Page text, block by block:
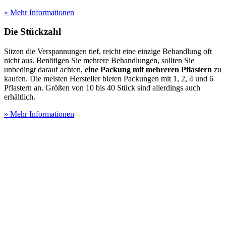
» Mehr Informationen
Die Stückzahl
Sitzen die Verspannungen tief, reicht eine einzige Behandlung oft
nicht aus. Benötigen Sie mehrere Behandlungen, sollten Sie
unbedingt darauf achten, eine Packung mit mehreren Pflastern zu
kaufen. Die meisten Hersteller bieten Packungen mit 1, 2, 4 und 6
Pflastern an. Größen von 10 bis 40 Stück sind allerdings auch
erhältlich.
» Mehr Informationen